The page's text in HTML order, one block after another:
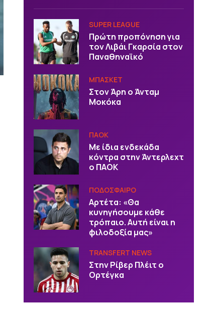
SUPER LEAGUE
Πρώτη προπόνηση για
τον Λιβάι Γκαρσία στον
Παναθηναϊκό
ΜΠΑΣΚΕΤ
Στον Άρη ο Άνταμ
Μοκόκα
ΠΑΟΚ
Με ίδια ενδεκάδα
κόντρα στην Άντερλεχτ
ο ΠΑΟΚ
ΠΟΔΟΣΦΑΙΡΟ
Αρτέτα: «Θα
κυνηγήσουμε κάθε
τρόπαιο. Αυτή είναι η
φιλοδοξία μας»
TRANSFERT NEWS
Στην Ρίβερ Πλέιτ ο
Ορτέγκα